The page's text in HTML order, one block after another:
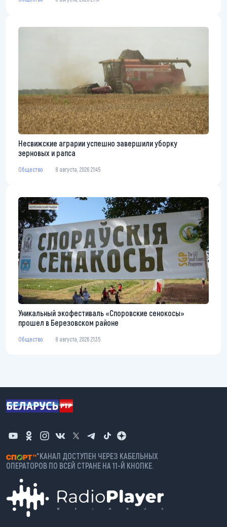
Несвижские аграрии успешно завершили уборку
зерновых и рапса
Общество 8 августа, 2026 21:45
Уникальный экофестиваль «Споровские сенокосы»
прошел в Березовском районе
Общество 8 августа, 2026 21:35
*КАНАЛ ДОСТУПЕН ЧЕРЕЗ КАБЕЛЬНЫХ
ОПЕРАТОРОВ ПО ВСЕЙ СТРАНЕ НА 11-Й КНОПКЕ.